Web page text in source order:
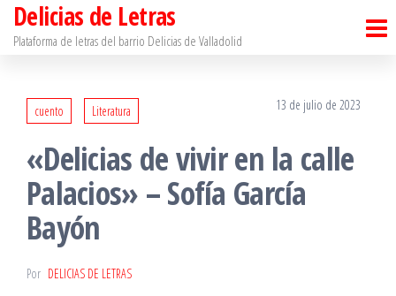
SaltarDelicias de Letras
Plataforma de letras del barrio Delicias de Valladolid
cuento Literatura 13 de julio de 2023
«Delicias de vivir en la calle
Palacios» – Sofía García
Bayón
Por DELICIAS DE LETRAS